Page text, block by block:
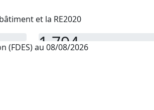
et la RE2020
1 794
au 08/08/2026